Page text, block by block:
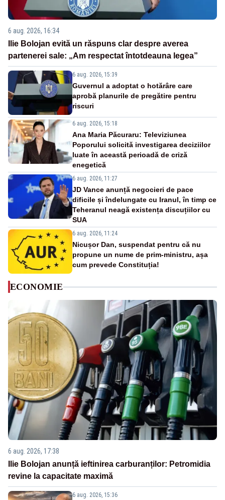
6 aug. 2026, 16:34
Ilie Bolojan evită un răspuns clar despre averea
partenerei sale: „Am respectat întotdeauna legea”
6 aug. 2026, 15:39
Guvernul a adoptat o hotărâre care
aprobă planurile de pregătire pentru
riscuri
6 aug. 2026, 15:18
Ana Maria Păcuraru: Televiziunea
Poporului solicită investigarea deciziilor
luate în această perioadă de criză
enegetică
6 aug. 2026, 11:27
JD Vance anunță negocieri de pace
dificile și îndelungate cu Iranul, în timp ce
Teheranul neagă existența discuțiilor cu
SUA
6 aug. 2026, 11:24
Nicușor Dan, suspendat pentru că nu
propune un nume de prim-ministru, așa
cum prevede Constituția!
ECONOMIE
6 aug. 2026, 17:38
Ilie Bolojan anunță ieftinirea carburanților: Petromidia
revine la capacitate maximă
6 aug. 2026, 15:36